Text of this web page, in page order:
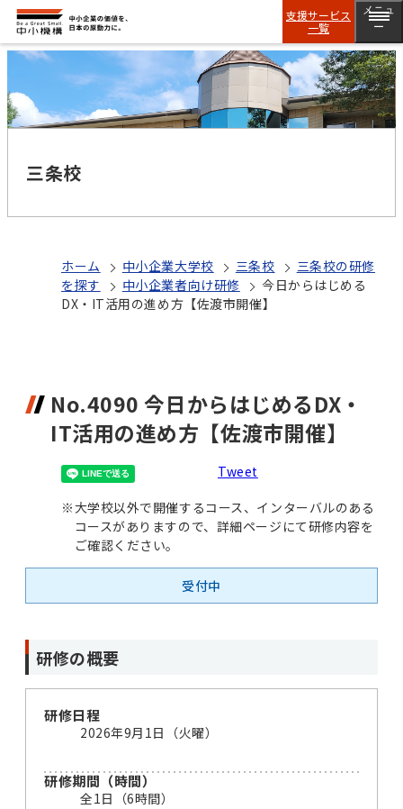
支援サービス
一覧
メニュ
ー
三条校
ホーム 中小企業大学校 三条校
三条校の研修
を探す
中小企業者向け研修
今日からはじめる
DX・IT活用の進め方【佐渡市開催】
No.4090 今日からはじめるDX・
IT活用の進め方【佐渡市開催】
Tweet
※大学校以外で開催するコース、インターバルのある
コースがありますので、詳細ページにて研修内容を
ご確認ください。
受付中
研修の概要
研修日程
2026年9月1日（火曜）
研修期間（時間）
全1日（6時間）